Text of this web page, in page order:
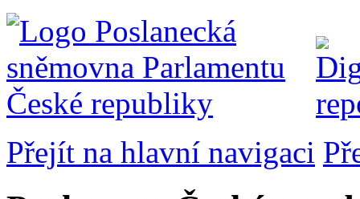
Přejít na hlavní navigaci